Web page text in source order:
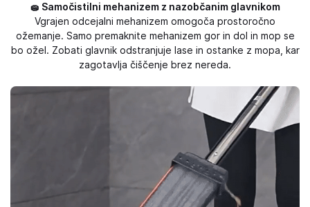
🧽 Samočistilni mehanizem z nazobčanim glavnikom
Vgrajen odcejalni mehanizem omogoča prostoročno
ožemanje. Samo premaknite mehanizem gor in dol in mop se
bo ožel. Zobati glavnik odstranjuje lase in ostanke z mopa, kar
zagotavlja čiščenje brez nereda.